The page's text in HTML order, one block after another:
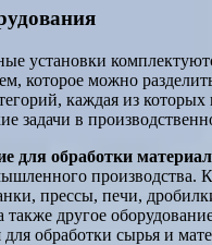
установки
которое можно
каждая из которых
задачи в
для обработки
производства. К
прессы, печи,
также другое
для обработки сырья и